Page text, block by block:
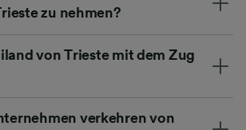
zu nehmen?
von Trieste mit dem Zug
verkehren von